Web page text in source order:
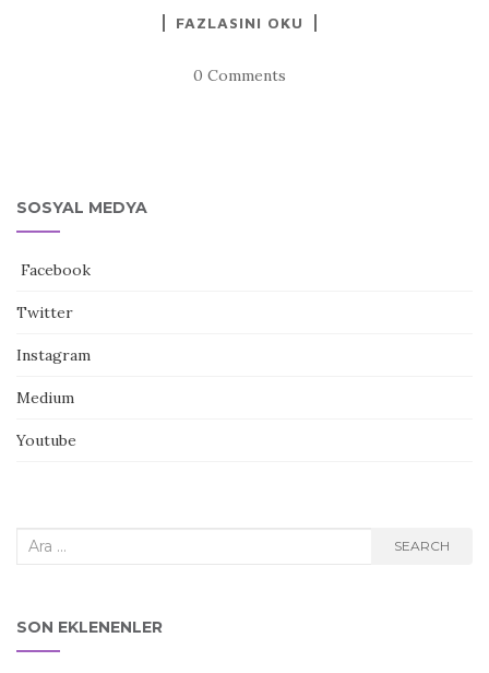
FAZLASINI OKU
0 Comments
SOSYAL MEDYA
Facebook
Twitter
Instagram
Medium
Youtube
Search
SEARCH
SON EKLENENLER